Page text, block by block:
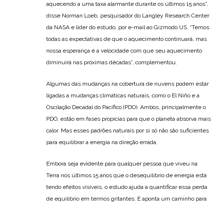
aquecendo a uma taxa alarmante durante os últimos 15 anos”,
disse Norman Loeb, pesquisador do Langley Research Center
da NASA e líder do estudo, por e-mail ao Gizmodo US. “Temos
todas as expectativas de que o aquecimento continuará, mas
nossa esperança é a velocidade com que seu aquecimento
diminuirá nas próximas décadas”, complementou.
Algumas das mudanças na cobertura de nuvens podem estar
ligadas a mudanças climáticas naturais, como o El Niño e a
Oscilação Decadal do Pacífico (PDO). Ambos, principalmente o
PDO, estão em fases propícias para que o planeta absorva mais
calor. Mas esses padrões naturais por si só não são suficientes
para equilibrar a energia na direção errada.
Embora seja evidente para qualquer pessoa que viveu na
Terra nos últimos 15 anos que o desequilíbrio de energia está
tendo efeitos visíveis, o estudo ajuda a quantificar essa perda
de equilíbrio em termos gritantes. E aponta um caminho para